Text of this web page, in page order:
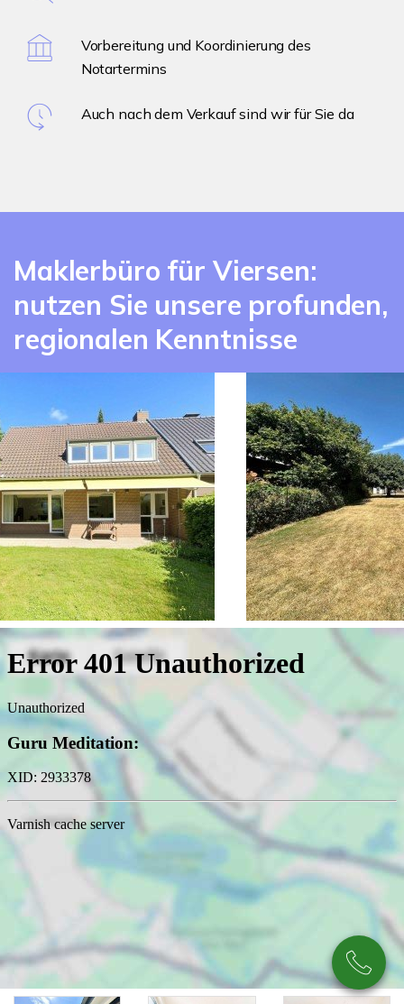
Vorbereitung und Koordinierung des
Notartermins
Auch nach dem Verkauf sind wir für Sie da
Maklerbüro für Viersen:
nutzen Sie unsere profunden,
regionalen Kenntnisse